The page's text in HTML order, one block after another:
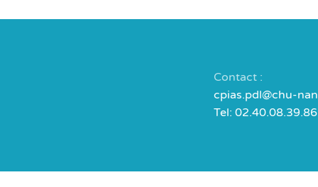
Contact :
cpias.pdl@chu-
Tel: 02.40.08.39.86